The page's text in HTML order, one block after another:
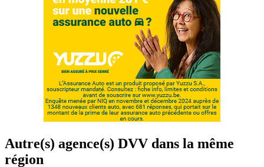
Autre(s) agence(s) DVV dans la même
région